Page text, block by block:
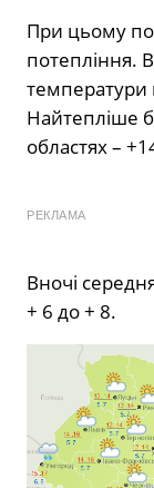
При цьому по
потепління.
температури
Найтепліше
областях –
РЕКЛАМА
Вночі
+ 6 до + 8.